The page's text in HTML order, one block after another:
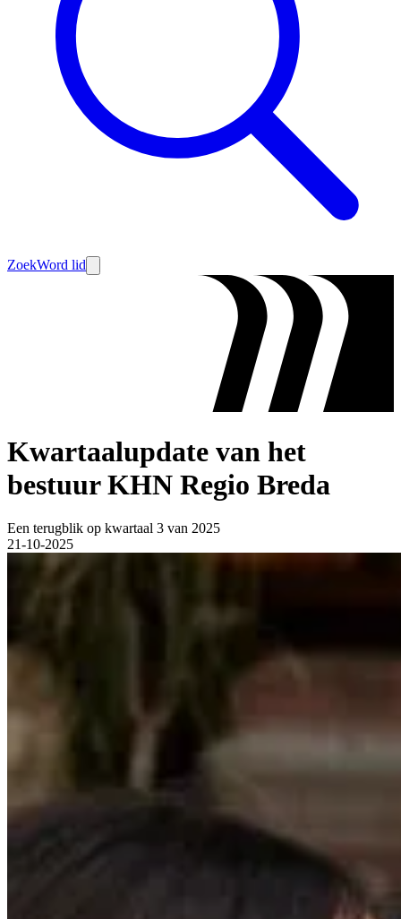
ZoekWord lid
Kwartaalupdate van het
bestuur KHN Regio Breda
Een terugblik op kwartaal 3 van 2025
21-10-2025